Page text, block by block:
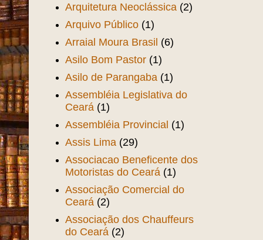
Arquitetura Neoclássica (2)
Arquivo Público (1)
Arraial Moura Brasil (6)
Asilo Bom Pastor (1)
Asilo de Parangaba (1)
Assembléia Legislativa do
Ceará (1)
Assembléia Provincial (1)
Assis Lima (29)
Associacao Beneficente dos
Motoristas do Ceará (1)
Associação Comercial do
Ceará (2)
Associação dos Chauffeurs
do Ceará (2)